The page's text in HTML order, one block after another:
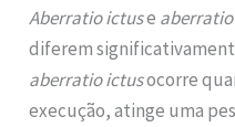
Aberratio ictuse
diferem
aberratio ictusocorre
execução, atinge uma